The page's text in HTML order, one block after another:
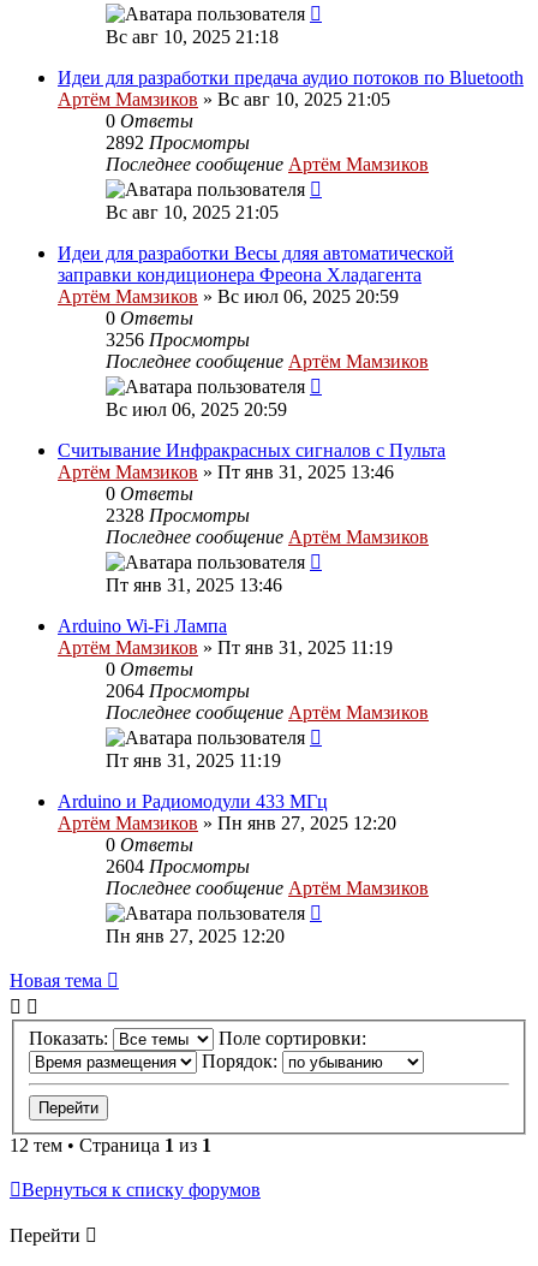
Вс авг 10, 2025 21:18
Идеи для разработки предача аудио потоков по Bluetooth
Артём Мамзиков » Вс авг 10, 2025 21:05
0 Ответы
2892 Просмотры
Последнее сообщение Артём Мамзиков
Вс авг 10, 2025 21:05
Идеи для разработки Весы дляя автоматической
заправки кондиционера Фреона Хладагента
Артём Мамзиков » Вс июл 06, 2025 20:59
0 Ответы
3256 Просмотры
Последнее сообщение Артём Мамзиков
Вс июл 06, 2025 20:59
Считывание Инфракрасных сигналов с Пульта
Артём Мамзиков » Пт янв 31, 2025 13:46
0 Ответы
2328 Просмотры
Последнее сообщение Артём Мамзиков
Пт янв 31, 2025 13:46
Arduino Wi-Fi Лампа
Артём Мамзиков » Пт янв 31, 2025 11:19
0 Ответы
2064 Просмотры
Последнее сообщение Артём Мамзиков
Пт янв 31, 2025 11:19
Arduino и Радиомодули 433 МГц
Артём Мамзиков » Пн янв 27, 2025 12:20
0 Ответы
2604 Просмотры
Последнее сообщение Артём Мамзиков
Пн янв 27, 2025 12:20
Новая тема
Показать:
Поле сортировки:
Порядок:
12 тем • Страница 1 из 1
Вернуться к списку форумов
Перейти